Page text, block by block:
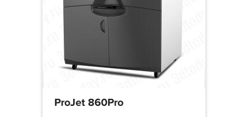
ProJet 860Pro